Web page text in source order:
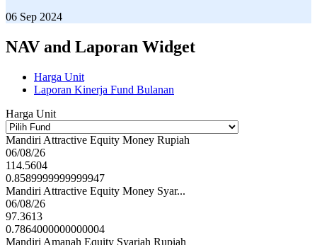
06 Sep 2024
NAV and Laporan Widget
Harga Unit
Laporan Kinerja Fund Bulanan
Harga Unit
Mandiri Attractive Equity Money Rupiah
06/08/26
114.5604
0.8589999999999947
Mandiri Attractive Equity Money Syar...
06/08/26
97.3613
0.7864000000000004
Mandiri Amanah Equity Syariah Rupiah